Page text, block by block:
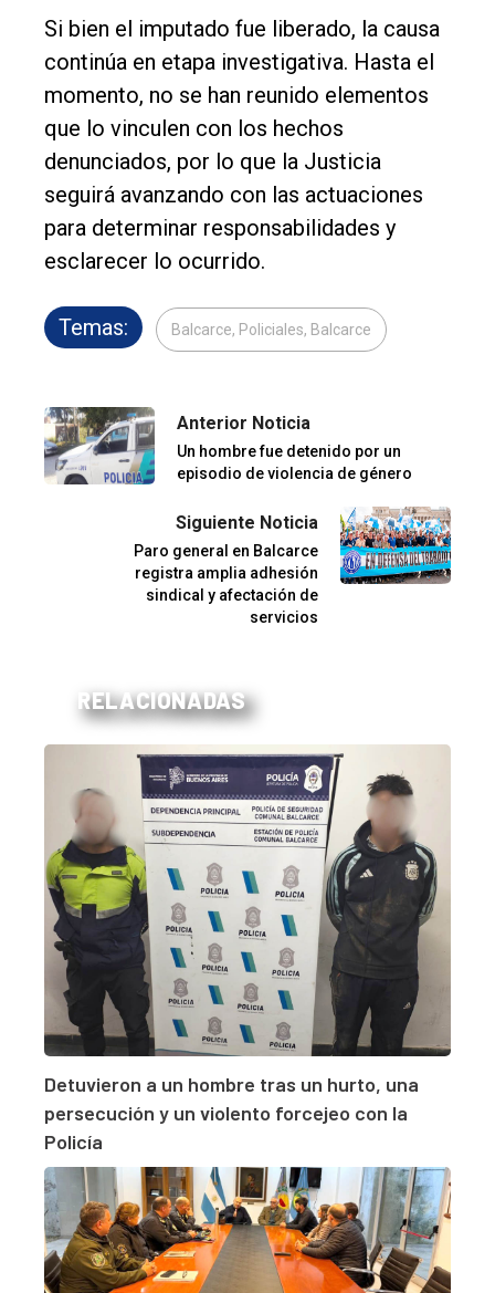
Si bien el imputado fue liberado, la causa
continúa en etapa investigativa. Hasta el
momento, no se han reunido elementos
que lo vinculen con los hechos
denunciados, por lo que la Justicia
seguirá avanzando con las actuaciones
para determinar responsabilidades y
esclarecer lo ocurrido.
Temas: Balcarce, Policiales, Balcarce
Anterior Noticia
Un hombre fue detenido por un
episodio de violencia de género
Siguiente Noticia
Paro general en Balcarce
registra amplia adhesión
sindical y afectación de
servicios
RELACIONADAS
Detuvieron a un hombre tras un hurto, una
persecución y un violento forcejeo con la
Policía